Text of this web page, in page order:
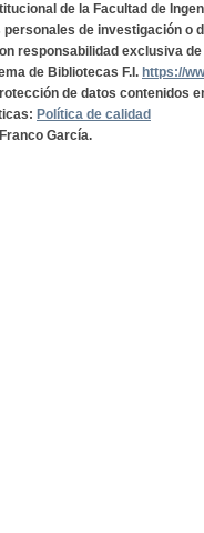
de la Facultad de
de investigación o
responsabilidad exclusiva
de Bibliotecas F.I. https://
de datos contenidos
Política de calidad
García.